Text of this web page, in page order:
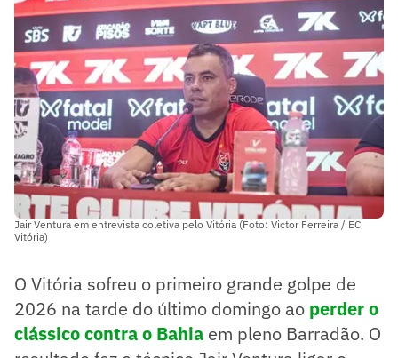
Jair Ventura em entrevista coletiva pelo Vitória (Foto: Victor Ferreira / EC
Vitória)
O Vitória sofreu o primeiro grande golpe de
2026 na tarde do último domingo ao perder o
clássico contra o Bahia em pleno Barradão. O